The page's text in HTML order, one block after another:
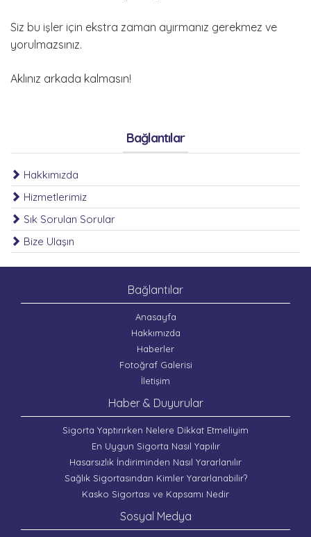
Siz bu işler için ekstra zaman ayırmanız gerekmez ve
yorulmazsınız.
Aklınız arkada kalmasın!
Bağlantılar
Hakkımızda
Hizmetlerimiz
Sık Sorulan Sorular
Bize Ulaşın
Bağlantılar
Anasayfa
Hakkımızda
Haberler
Fotoğraf Galerisi
İletişim
Haber & Duyurular
Sigorta Yaptırırken Nelere Dikkat Etmeliyim
En Uygun Sigorta Nasıl Yapılır
Hasarsızlık İndiriminden Nasıl Yararlanılır
Sağlık Sigortasından Kimler Yararlanabilir?
Kasko Sigortası ve Kapsamı Nedir
Sosyal Medya